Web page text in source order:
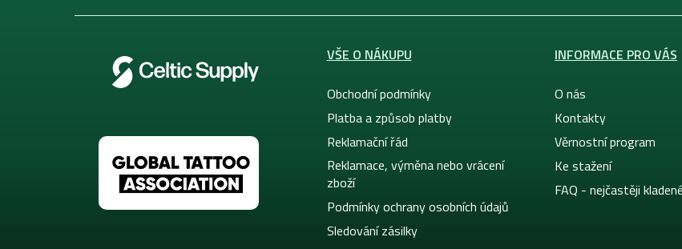
VŠE O NÁKUPU
Obchodní podmínky
Platba a způsob platby
Reklamační řád
Reklamace, výměna nebo vrácení
zboží
Podmínky ochrany osobních údajů
Sledování zásilky
INFORMACE PRO VÁS
O nás
Kontakty
Věrnostní program
Ke stažení
FAQ - nejčastěji